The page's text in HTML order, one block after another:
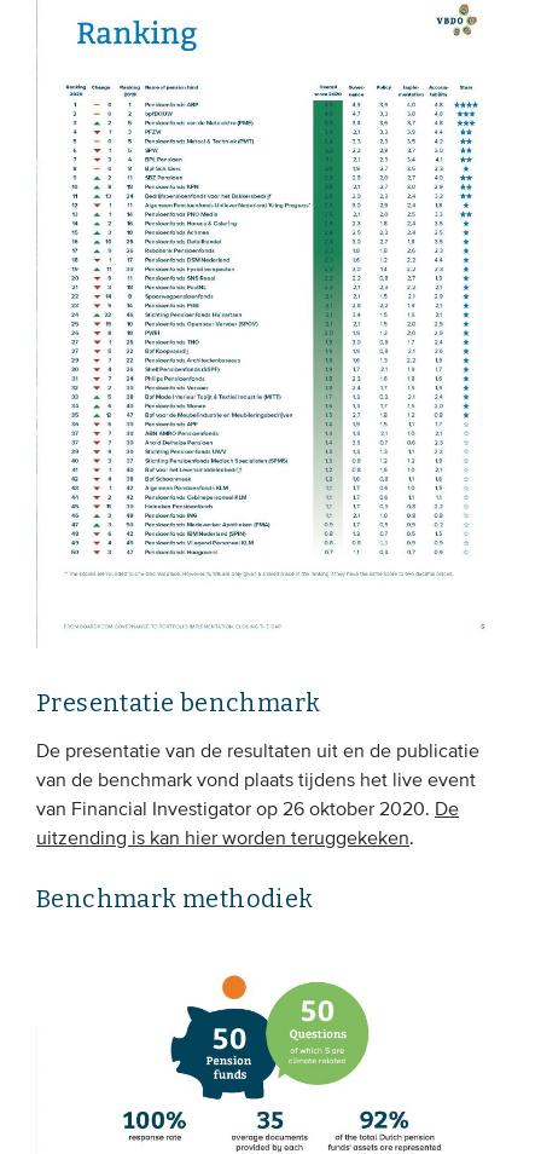
Presentatie benchmark
De presentatie van de resultaten uit en de publicatie
van de benchmark vond plaats tijdens het live event
van Financial Investigator op 26 oktober 2020. De
uitzending is kan hier worden teruggekeken.
Benchmark methodiek